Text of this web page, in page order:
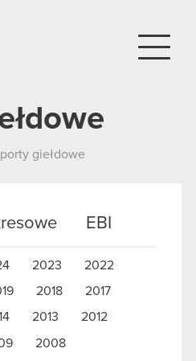
giełdowe
EBI
2023
2022
2018
2017
2013 2012
2008